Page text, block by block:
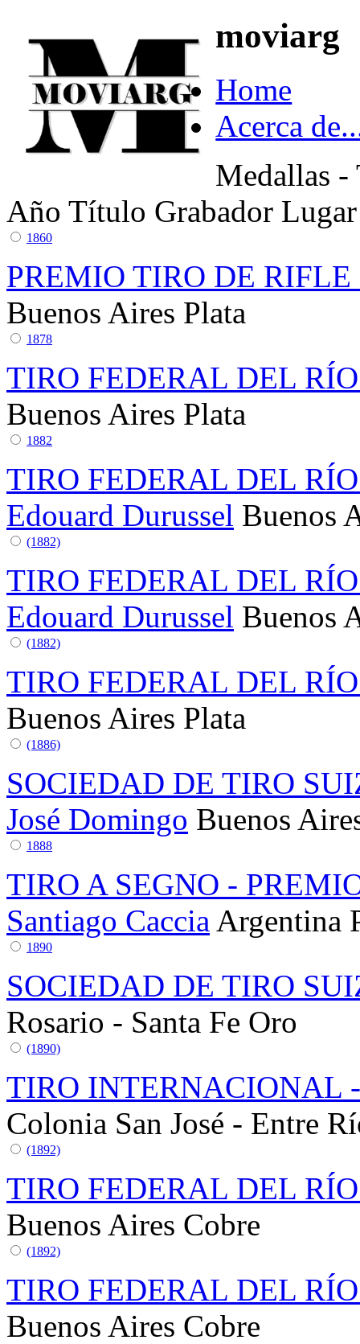
moviarg
Home
Acerca
Medallas -
Año Título Grabador Lugar
1860
PREMIO TIRO DE
Buenos Aires Plata
1878
TIRO FEDERAL DEL
Buenos Aires Plata
1882
TIRO FEDERAL DEL
Edouard Durussel Buenos
(1882)
TIRO FEDERAL DEL
Edouard Durussel Buenos
(1882)
TIRO FEDERAL DEL
Buenos Aires Plata
(1886)
SOCIEDAD DE TIRO
José Domingo Buenos
1888
TIRO A SEGNO -
Santiago Caccia Argentina
1890
SOCIEDAD DE TIRO
Rosario - Santa Fe Oro
(1890)
TIRO INTERNACIONAL
Colonia San José - Entre
(1892)
TIRO FEDERAL DEL
Buenos Aires Cobre
(1892)
TIRO FEDERAL DEL
Buenos Aires Cobre